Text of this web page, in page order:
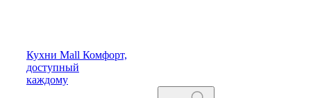
Кухни Mall Комфорт,
доступный
каждому